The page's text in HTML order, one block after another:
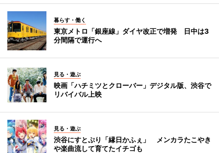
暮らす・働く
東京メトロ「銀座線」ダイヤ改正で増発 日中は3
分間隔で運行へ
見る・遊ぶ
映画「ハチミツとクローバー」デジタル版、渋谷で
リバイバル上映
見る・遊ぶ
渋谷にすとぷり「縁日かふぇ」 メンカラたこやき
や楽曲流して育てたイチゴも